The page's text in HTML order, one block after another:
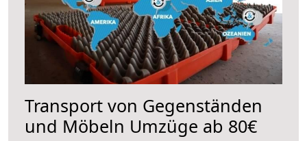
Transport von Gegenständen
und Möbeln Umzüge ab 80€